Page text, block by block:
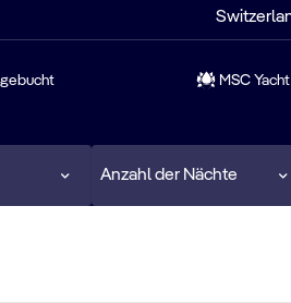
MSC
Anzahl der Nächte